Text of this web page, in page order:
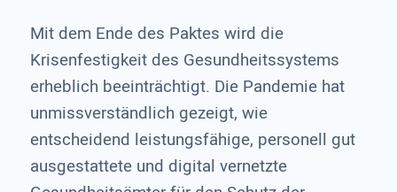
Mit dem Ende des Paktes wird die
Krisenfestigkeit des Gesundheitssystems
erheblich beeinträchtigt. Die Pandemie hat
unmissverständlich gezeigt, wie
entscheidend leistungsfähige, personell gut
ausgestattete und digital vernetzte